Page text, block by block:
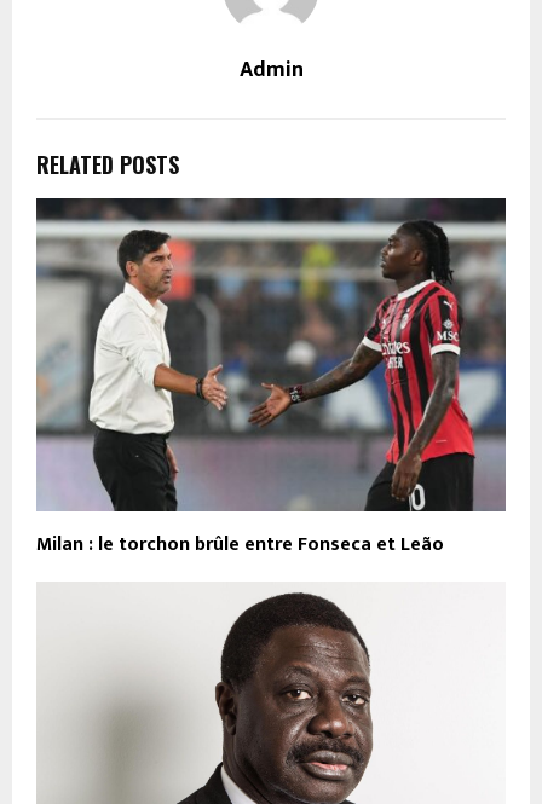
Admin
RELATED POSTS
Milan : le torchon brûle entre Fonseca et Leão